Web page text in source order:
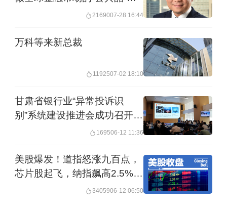
MPS并购案的一位子公司老总李炳涛，
因违反中央八项规定，近日被光大证券
内部给予党内严重警告处分。
李炳涛亦系2015年光大证券收购香港新
鸿基金融集团的主要操刀人，并出任光
总经理。这场收购因估值过高被市场人
士不少诟病，而此后被收购公司的不良
与CIPS是合作补充关系
2169007-28 16:44
万科等来新总裁
1192507-02 18:10
甘肃省银行业“异常投诉识
别”系统建设推进会成功召开，
光大信托携手各方探索数据信
169506-12 11:36
美股爆发！道指怒涨九百点，
芯片股起飞，纳指飙高2.5%，
美光大涨11.66%，国际油价
3405906-12 06:50